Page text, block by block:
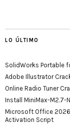
LO ÚLTIMO
SolidWorks Portable
Adobe Illustrator
Online Radio Tuner
Install MiniMax-M2.7-
Microsoft Office 2026
Activation Script